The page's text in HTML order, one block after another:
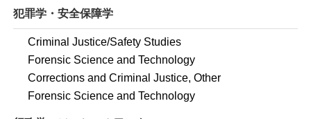
犯罪学・安全保障学
Criminal Justice/Safety Studies
Forensic Science and Technology
Corrections and Criminal Justice, Other
Forensic Science and Technology